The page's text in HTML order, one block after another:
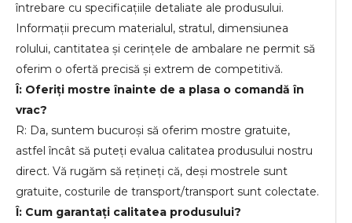
întrebare cu specificațiile detaliate ale produsului.
Informații precum materialul, stratul, dimensiunea
rolului, cantitatea și cerințele de ambalare ne permit să
oferim o ofertă precisă și extrem de competitivă.
Î: Oferiți mostre înainte de a plasa o comandă în
vrac?
R: Da, suntem bucuroși să oferim mostre gratuite,
astfel încât să puteți evalua calitatea produsului nostru
direct. Vă rugăm să rețineți că, deși mostrele sunt
gratuite, costurile de transport/transport sunt colectate.
Î: Cum garantați calitatea produsului?